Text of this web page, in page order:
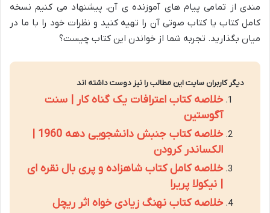
مندی از تمامی پیام های آموزنده ی آن، پیشنهاد می کنیم نسخه
کامل کتاب یا کتاب صوتی آن را تهیه کنید و نظرات خود را با ما در
میان بگذارید. تجربه شما از خواندن این کتاب چیست؟
دیگر کاربران سایت این مطالب را نیز دوست داشته اند
خلاصه کتاب اعترافات یک گناه کار | سنت
آگوستین
الکساندر کرودن
خلاصه کامل کتاب شاهزاده و پری بال نقره ای
| نیکولا پریرا
خلاصه کتاب نهنگ زیادی خواه اثر ریچل